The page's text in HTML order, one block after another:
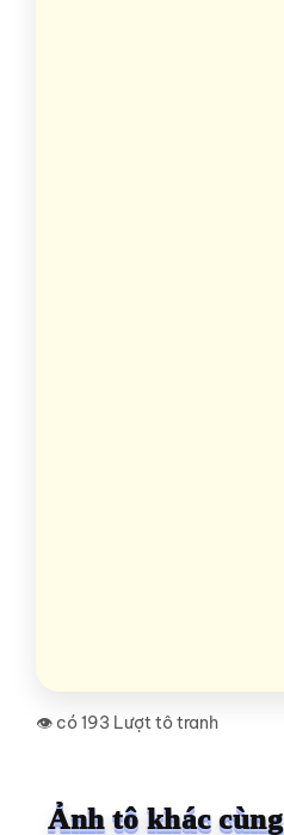
👁️ có 193 Lượt tô tranh
Ảnh tô khác